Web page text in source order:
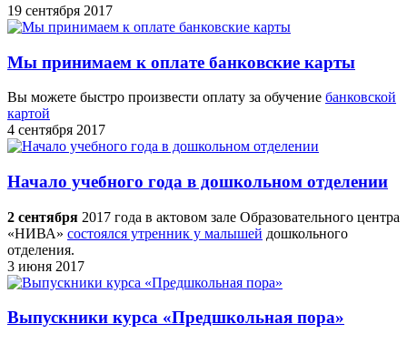
19 сентября 2017
Мы принимаем к оплате банковские карты
Вы можете быстро произвести оплату за обучение банковской
картой
4 сентября 2017
Начало учебного года в дошкольном отделении
2 сентября 2017 года в актовом зале Образовательного центра
«НИВА» состоялся утренник у малышей дошкольного
отделения.
3 июня 2017
Выпускники курса «Предшкольная пора»